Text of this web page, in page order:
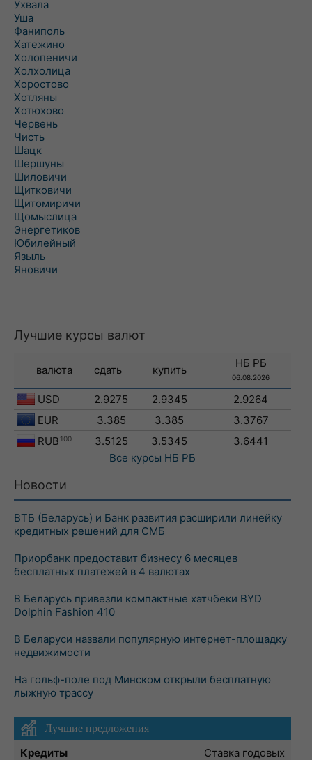
Ухвала
Уша
Фаниполь
Хатежино
Холопеничи
Холхолица
Хоростово
Хотляны
Хотюхово
Червень
Чисть
Шацк
Шершуны
Шиловичи
Щитковичи
Щитомиричи
Щомыслица
Энергетиков
Юбилейный
Языль
Яновичи
Лучшие курсы валют
валюта сдать купить
НБ РБ
06.08.2026
USD 2.9275 2.9345
2.9264
EUR
3.385 3.385
3.3767
RUB 100 3.5125 3.5345
3.6441
Все курсы НБ РБ
Новости
ВТБ (Беларусь) и Банк развития расширили линейку
кредитных решений для СМБ
Приорбанк предоставит бизнесу 6 месяцев
бесплатных платежей в 4 валютах
В Беларусь привезли компактные хэтчбеки BYD
Dolphin Fashion 410
В Беларуси назвали популярную интернет-площадку
недвижимости
На гольф-поле под Минском открыли бесплатную
лыжную трассу
Лучшие предложения
Кредиты
Ставка годовых